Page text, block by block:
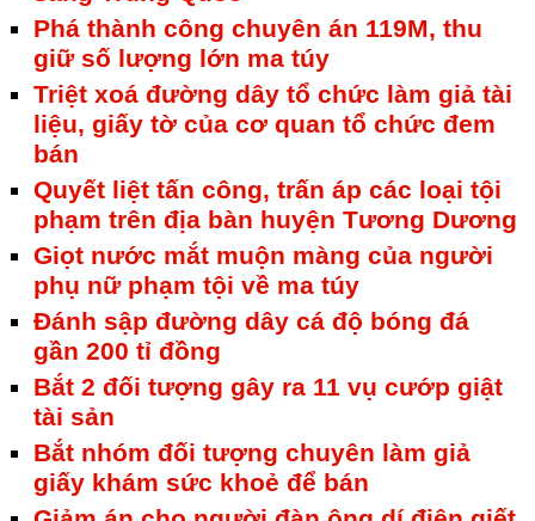
Phá thành công chuyên án 119M, thu
giữ số lượng lớn ma túy
Triệt xoá đường dây tổ chức làm giả tài
liệu, giấy tờ của cơ quan tổ chức đem
bán
Quyết liệt tấn công, trấn áp các loại tội
phạm trên địa bàn huyện Tương Dương
Giọt nước mắt muộn màng của người
phụ nữ phạm tội về ma túy
Đánh sập đường dây cá độ bóng đá
gần 200 tỉ đồng
Bắt 2 đối tượng gây ra 11 vụ cướp giật
tài sản
Bắt nhóm đối tượng chuyên làm giả
giấy khám sức khoẻ để bán